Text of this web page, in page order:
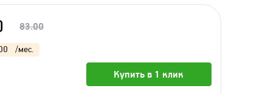
83.00
/мес.
Купить в 1 клик